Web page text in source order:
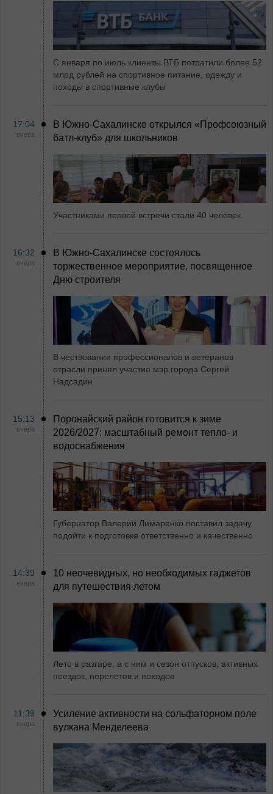
С января по июль клиенты ВТБ потратили более 52
млрд рублей на спортивное питание, одежду и
походы в спортивные клубы
17:04
вчера
В Южно-Сахалинске открылся «Профсоюзный
батл-клуб» для школьников
Участниками первой встречи стали 40 человек
16:32
вчера
В Южно-Сахалинске состоялось
торжественное мероприятие, посвященное
Дню строителя
В чествовании профессионалов и ветеранов
отрасли принял участие мэр города Сергей
Надсадин
15:13
вчера
Поронайский район готовится к зиме
2026/2027: масштабный ремонт тепло- и
водоснабжения
Губернатор Валерий Лимаренко поставил задачу
подойти к подготовке ответственно и качественно
14:39
вчера
10 неочевидных, но необходимых гаджетов
для путешествия летом
Лето в разгаре, а с ним и сезон отпусков, активных
поездок, перелетов и походов
11:39
вчера
Усиление активности на сольфаторном поле
вулкана Менделеева